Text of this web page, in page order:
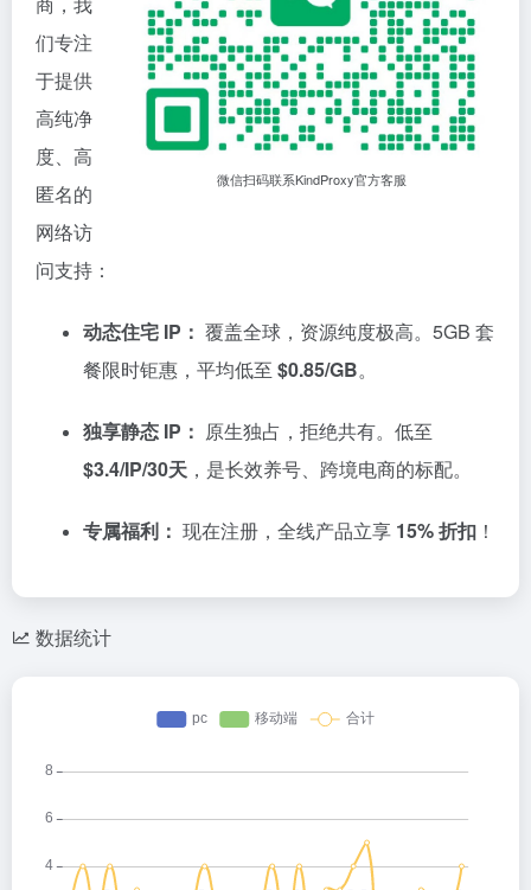
微信扫码联系KindProxy官方客服
们专注
于提供
高纯净
度、高
匿名的
网络访
问支持：
动态住宅 IP： 覆盖全球，资源纯度极高。5GB 套
餐限时钜惠，平均低至 $0.85/GB。
独享静态 IP： 原生独占，拒绝共有。低至
$3.4/IP/30天 ，是长效养号、跨境电商的标配。
专属福利： 现在注册，全线产品立享 15% 折扣 ！
数据统计